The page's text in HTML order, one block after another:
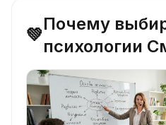
💚
Почему
психологии